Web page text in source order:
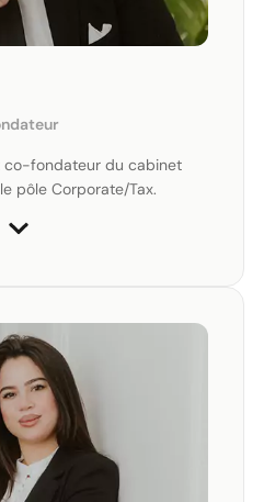
co-fondateur du cabinet
pôle Corporate/Tax.